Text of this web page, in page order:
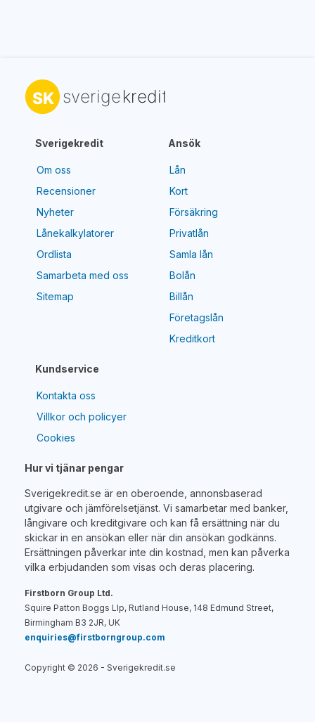
Sverigekredit
Om oss
Recensioner
Nyheter
Lånekalkylatorer
Ordlista
Samarbeta med oss
Sitemap
Kundservice
Kontakta oss
Villkor och policyer
Cookies
Ansök
Lån
Kort
Försäkring
Privatlån
Samla lån
Bolån
Billån
Företagslån
Kreditkort
Hur vi tjänar pengar
Sverigekredit.se är en oberoende, annonsbaserad
utgivare och jämförelsetjänst. Vi samarbetar med banker,
långivare och kreditgivare och kan få ersättning när du
skickar in en ansökan eller när din ansökan godkänns.
Ersättningen påverkar inte din kostnad, men kan påverka
vilka erbjudanden som visas och deras placering.
Firstborn Group Ltd.
Squire Patton Boggs Llp, Rutland House, 148 Edmund Street,
Birmingham B3 2JR, UK
enquiries@firstborngroup.com
Copyright © 2026 - Sverigekredit.se